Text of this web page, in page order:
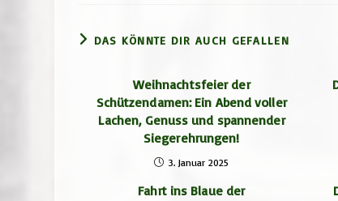
DAS KÖNNTE DIR AUCH GEFALLEN
Weihnachtsfeier der
Schützendamen: Ein Abend voller
Lachen, Genuss und spannender
Siegerehrungen!
3. Januar 2025
Fahrt ins Blaue der